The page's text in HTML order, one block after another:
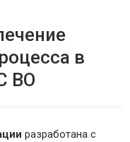
в
ВО
разработана с